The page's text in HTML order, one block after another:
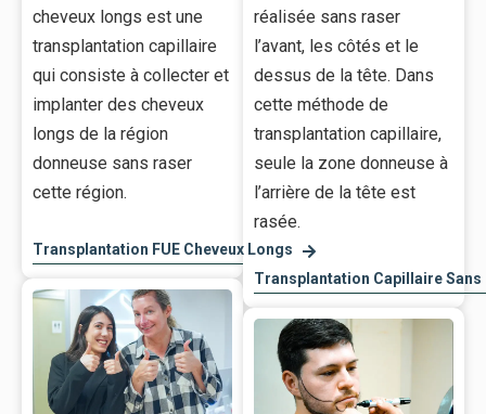
cheveux longs est une
transplantation capillaire
qui consiste à collecter et
implanter des cheveux
longs de la région
donneuse sans raser
cette région.
Transplantation FUE Cheveux Longs
réalisée sans raser
l’avant, les côtés et le
dessus de la tête. Dans
cette méthode de
transplantation capillaire,
seule la zone donneuse à
l’arrière de la tête est
rasée.
Transplantation Capillaire Sans